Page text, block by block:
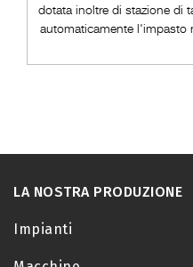
dotata inoltre di stazione di
automaticamente l'impasto
LA NOSTRA PRODUZIONE
Impianti